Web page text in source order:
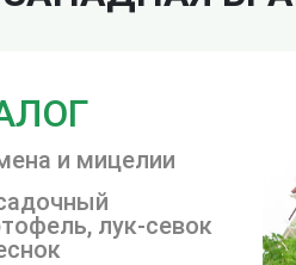
и мицелии
лук-севок